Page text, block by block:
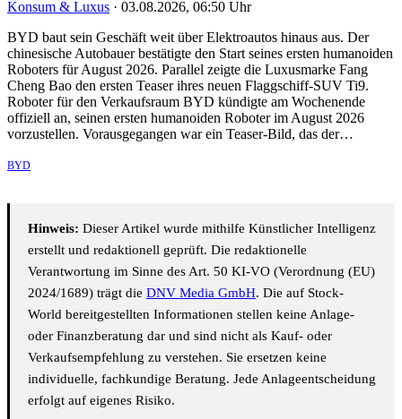
Konsum & Luxus · 03.08.2026, 06:50 Uhr
BYD baut sein Geschäft weit über Elektroautos hinaus aus. Der
chinesische Autobauer bestätigte den Start seines ersten humanoiden
Roboters für August 2026. Parallel zeigte die Luxusmarke Fang
Cheng Bao den ersten Teaser ihres neuen Flaggschiff-SUV Ti9.
Roboter für den Verkaufsraum BYD kündigte am Wochenende
offiziell an, seinen ersten humanoiden Roboter im August 2026
vorzustellen. Vorausgegangen war ein Teaser-Bild, das der…
BYD
Hinweis: Dieser Artikel wurde mithilfe Künstlicher Intelligenz
erstellt und redaktionell geprüft. Die redaktionelle
Verantwortung im Sinne des Art. 50 KI-VO (Verordnung (EU)
2024/1689) trägt die DNV Media GmbH. Die auf Stock-
World bereitgestellten Informationen stellen keine Anlage-
oder Finanzberatung dar und sind nicht als Kauf- oder
Verkaufsempfehlung zu verstehen. Sie ersetzen keine
individuelle, fachkundige Beratung. Jede Anlageentscheidung
erfolgt auf eigenes Risiko.